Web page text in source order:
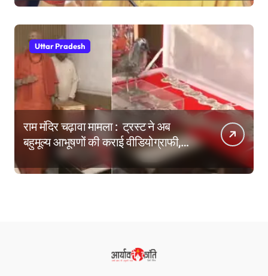
Uttar Pradesh
राम मंदिर चढ़ावा मामला : ट्रस्ट ने अब
बहुमूल्य आभूषणों की कराई वीडियोग्राफी,
वेबसाइट पर दिखाने की तैयारी